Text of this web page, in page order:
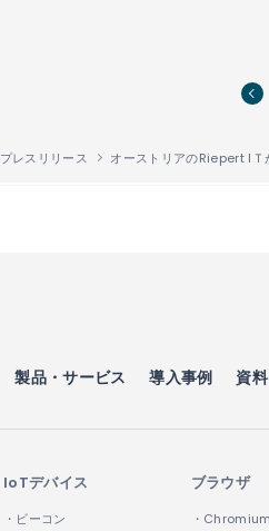
プレスリリース
製品・サービス 導入事例 資
IoTデバイス
・ビーコン
ブラウザ
・